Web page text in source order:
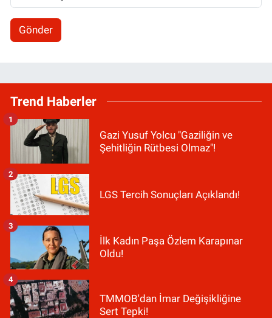
Gönder
Trend Haberler
Gazi Yusuf Yolcu "Gaziliğin ve
Şehitliğin Rütbesi Olmaz"!
1
LGS Tercih Sonuçları Açıklandı!
2
İlk Kadın Paşa Özlem Karapınar
Oldu!
3
TMMOB'dan İmar Değişikliğine
Sert Tepki!
4